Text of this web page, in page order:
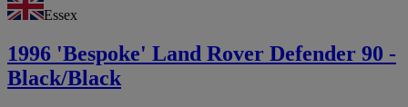
Essex
1996 'Bespoke' Land Rover Defender 90 -
Black/Black